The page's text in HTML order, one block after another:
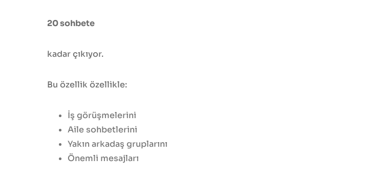
20 sohbete
kadar çıkıyor.
Bu özellik özellikle:
İş görüşmelerini
Aile sohbetlerini
Yakın arkadaş gruplarını
Önemli mesajları